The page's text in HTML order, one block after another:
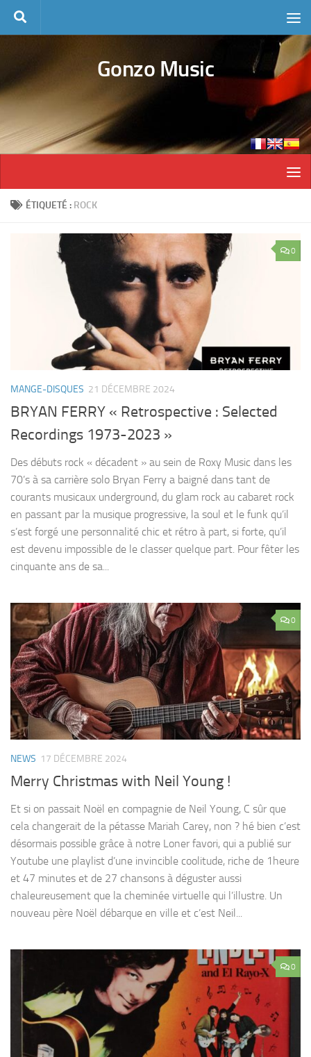
Skip to content
Gonzo Music
ÉTIQUETÉ : ROCK
0
MANGE-DISQUES 21 DÉCEMBRE 2024
BRYAN FERRY « Retrospective : Selected
Recordings 1973-2023 »
Des débuts rock « décadent » au sein de Roxy Music dans les
70’s à sa carrière solo Bryan Ferry a baigné dans tant de
courants musicaux underground, du glam rock au cabaret rock
en passant par la musique progressive, la soul et le funk qu’il
s’est forgé une personnalité chic et rétro à part, si forte, qu’il
est devenu impossible de le classer quelque part. Pour fêter les
cinquante ans de sa...
0
NEWS 17 DÉCEMBRE 2024
Merry Christmas with Neil Young !
Et si on passait Noël en compagnie de Neil Young, C sûr que
cela changerait de la pétasse Mariah Carey, non ? hé bien c’est
désormais possible grâce à notre Loner favori, qui a publié sur
Youtube une playlist d’une invincible coolitude, riche de 1heure
et 47 minutes et de 27 chansons à déguster aussi
chaleureusement que la cheminée virtuelle qui l’illustre. Un
nouveau père Noël débarque en ville et c’est Neil...
0